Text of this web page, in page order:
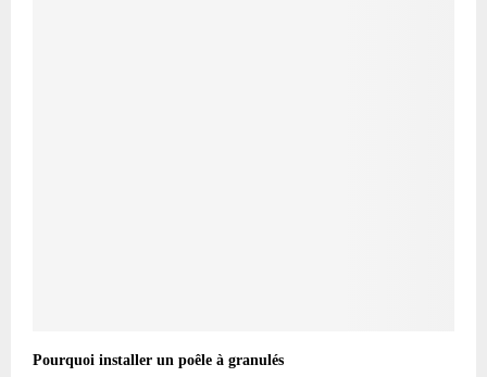
Pourquoi installer un poêle à granulés